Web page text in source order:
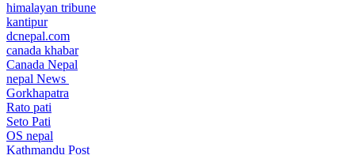
himalayan tribune
kantipur
dcnepal.com
canada khabar
Canada Nepal​
nepal News
Gorkhapatra
Rato pati
Seto Pati
OS nepal
Kathmandu Post